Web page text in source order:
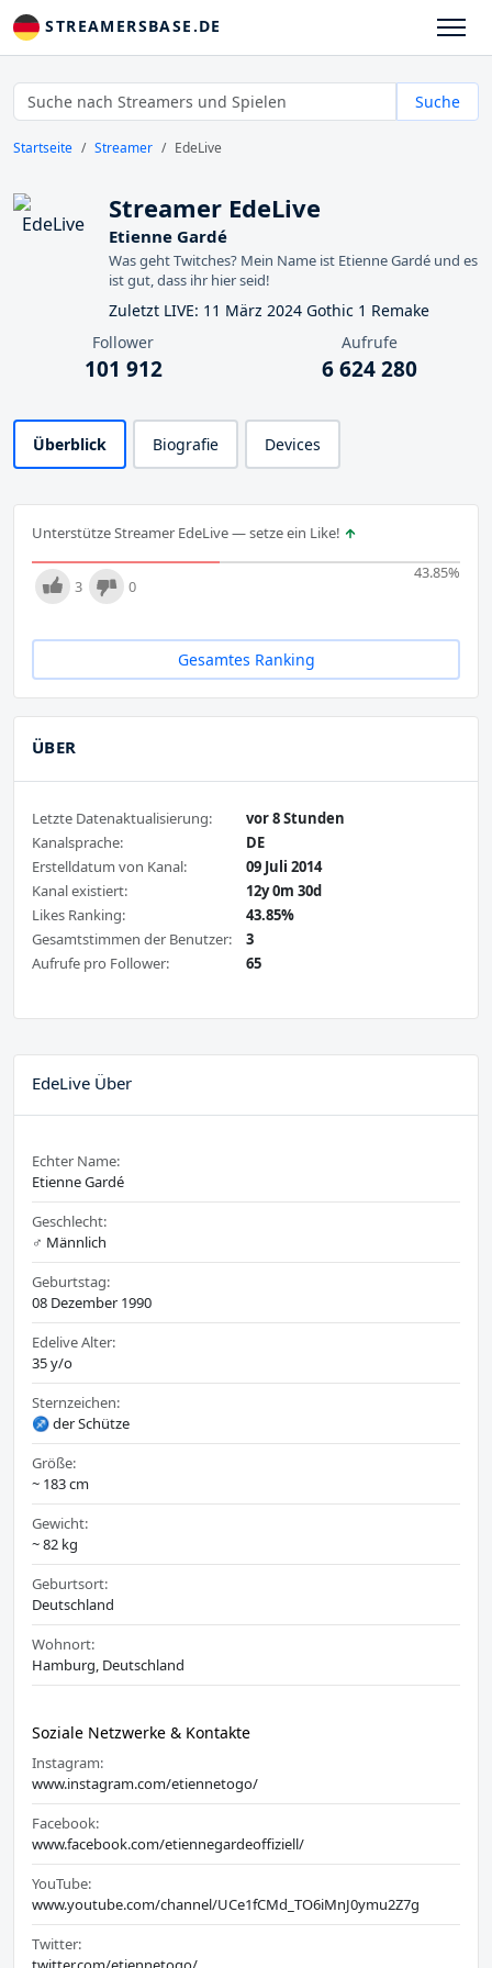
STREAMERSBASE.DE
Suche
Startseite Streamer EdeLive
Streamer EdeLive
Etienne Gardé
Was geht Twitches? Mein Name ist Etienne Gardé und es
ist gut, dass ihr hier seid!
Zuletzt LIVE: 11 März 2024 Gothic 1 Remake
Follower
101 912
Aufrufe
6 624 280
Überblick Biografie Devices
Unterstütze Streamer EdeLive — setze ein Like!
43.85%
3 0
Gesamtes Ranking
ÜBER
Letzte Datenaktualisierung:
vor 8 Stunden
Kanalsprache:
DE
Erstelldatum von Kanal:
09 Juli 2014
Kanal existiert:
12y 0m 30d
Likes Ranking:
43.85%
Gesamtstimmen der Benutzer:
3
Aufrufe pro Follower:
65
EdeLive Über
Echter Name:
Etienne Gardé
Geschlecht:
♂️ Männlich
Geburtstag:
08 Dezember 1990
Edelive Alter:
35 y/o
Sternzeichen:
♐ der Schütze
Größe:
~ 183 cm
Gewicht:
~ 82 kg
Geburtsort:
Deutschland
Wohnort:
Hamburg, Deutschland
Soziale Netzwerke & Kontakte
Instagram:
www.instagram.com/etiennetogo/
Facebook:
www.facebook.com/etiennegardeoffiziell/
YouTube:
www.youtube.com/channel/UCe1fCMd_TO6iMnJ0ymu2Z7g
Twitter: